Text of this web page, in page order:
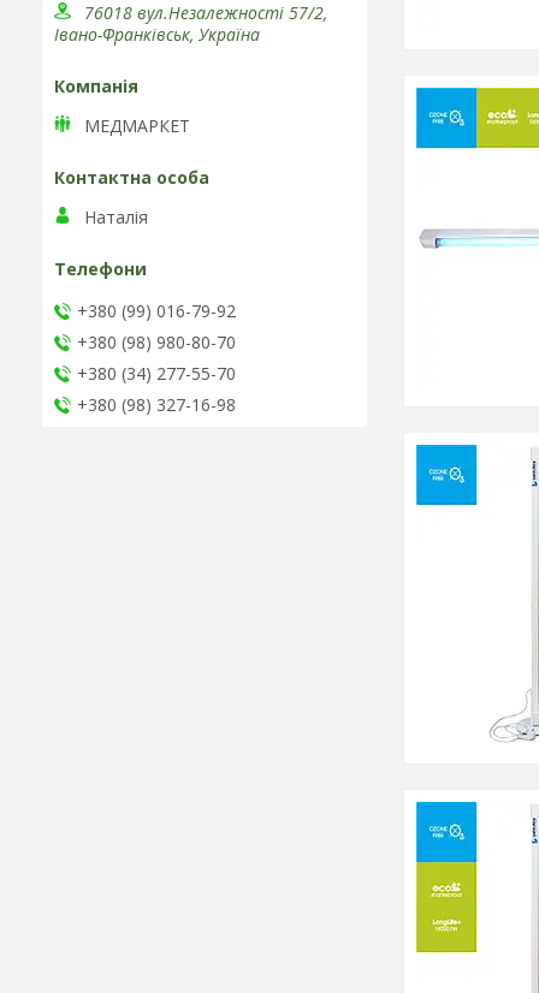
76018 вул.Незалежності 57/2,
Івано-Франківськ, Україна
МЕДМАРКЕТ
Наталія
+380 (99) 016-79-92
+380 (98) 980-80-70
+380 (34) 277-55-70
+380 (98) 327-16-98